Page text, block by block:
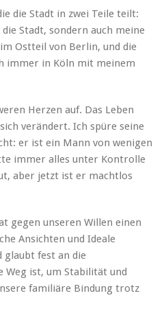
die Stadt in zwei Teile teilt:
Stadt, sondern auch meine
Ostteil von Berlin, und die
immer in Köln mit meinem
Herzen auf. Das Leben
verändert. Ich spüre seine
er ist ein Mann von wenigen
immer alles unter Kontrolle
aber jetzt ist er machtlos
gegen unseren Willen einen
Ansichten und Ideale
fest an die
Weg ist, um Stabilität und
familiäre Bindung trotz